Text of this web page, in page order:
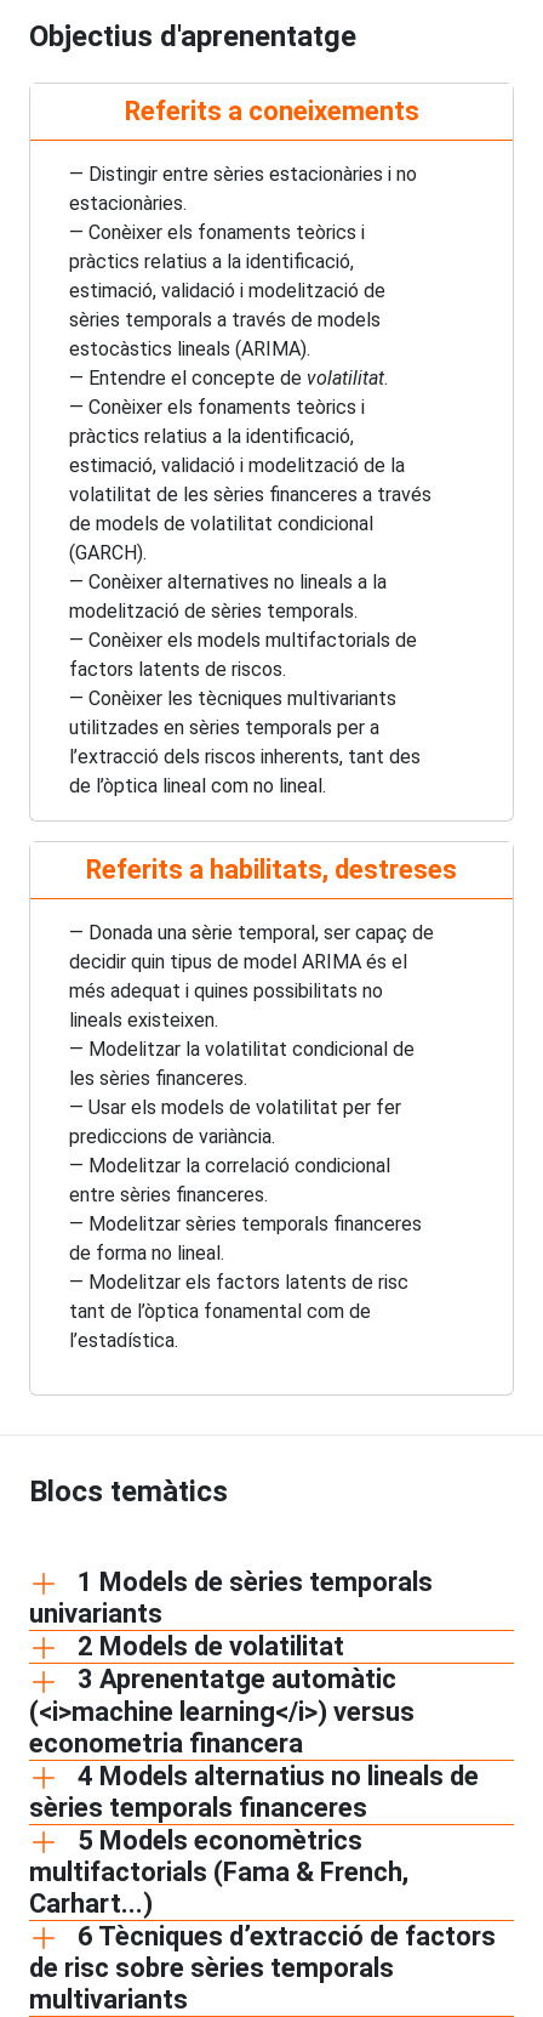
Objectius d'aprenentatge
Referits a coneixements
— Distingir entre sèries estacionàries i no
estacionàries.
— Conèixer els fonaments teòrics i
pràctics relatius a la identificació,
estimació, validació i modelització de
sèries temporals a través de models
estocàstics lineals (ARIMA).
— Entendre el concepte de volatilitat.
— Conèixer els fonaments teòrics i
pràctics relatius a la identificació,
estimació, validació i modelització de la
volatilitat de les sèries financeres a través
de models de volatilitat condicional
(GARCH).
— Conèixer alternatives no lineals a la
modelització de sèries temporals.
— Conèixer els models multifactorials de
factors latents de riscos.
— Conèixer les tècniques multivariants
utilitzades en sèries temporals per a
l’extracció dels riscos inherents, tant des
de l’òptica lineal com no lineal.
Referits a habilitats, destreses
— Donada una sèrie temporal, ser capaç de
decidir quin tipus de model ARIMA és el
més adequat i quines possibilitats no
lineals existeixen.
— Modelitzar la volatilitat condicional de
les sèries financeres.
— Usar els models de volatilitat per fer
prediccions de variància.
— Modelitzar la correlació condicional
entre sèries financeres.
— Modelitzar sèries temporals financeres
de forma no lineal.
— Modelitzar els factors latents de risc
tant de l’òptica fonamental com de
l’estadística.
Blocs temàtics
1 Models de sèries temporals
univariants
2 Models de volatilitat
3 Aprenentatge automàtic
(<i>machine learning</i>) versus
econometria financera
4 Models alternatius no lineals de
sèries temporals financeres
5 Models economètrics
multifactorials (Fama & French,
Carhart...)
6 Tècniques d’extracció de factors
de risc sobre sèries temporals
multivariants